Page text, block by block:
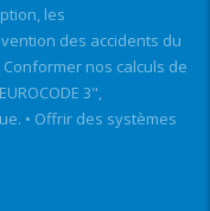
les
des accidents du
nos calculs de
3",
• Offrir des systèmes